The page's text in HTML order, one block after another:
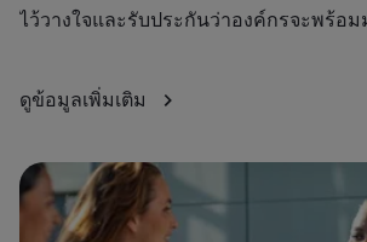
ไว้วางใจและรับประกันว่าองค์กรจะพร้อ
ดูข้อมูลเพิ่มเติม